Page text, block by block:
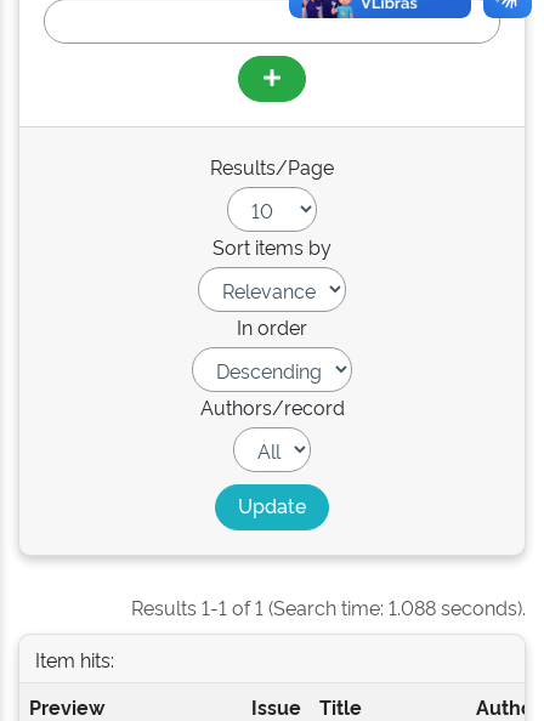
Results/Page
Sort items by
In order
Authors/record
Results 1-1 of 1 (Search time: 1.088 seconds).
Item hits:
Preview
Issue
Title